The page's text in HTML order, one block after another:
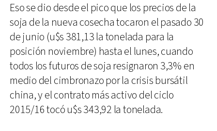
Eso se dio desde el pico que los precios de la
soja de la nueva cosecha tocaron el pasado 30
de junio (u$s 381,13 la tonelada para la
posición noviembre) hasta el lunes, cuando
todos los futuros de soja resignaron 3,3% en
medio del cimbronazo por la crisis bursátil
china, y el contrato más activo del ciclo
2015/16 tocó u$s 343,92 la tonelada.